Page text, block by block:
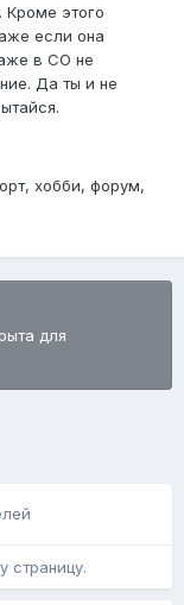
Кроме этого
если она
в СО не
Да ты и не
хобби, форум,
для
страницу.